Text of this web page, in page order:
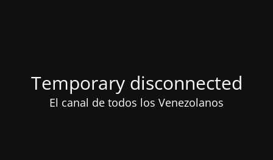
Temporary disconnected
El canal de todos los Venezolanos